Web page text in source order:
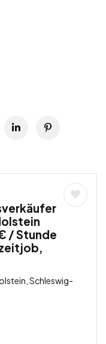
/ Stunde
Schleswig-